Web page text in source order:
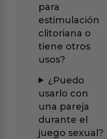
para
estimulación
clitoriana o
tiene otros
usos?
¿Puedo
usarlo con
una pareja
durante el
juego sexual?